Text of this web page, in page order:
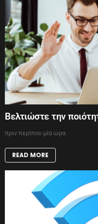
Βελτιώστε την
πριν περίπου μία ώρα
READ MORE